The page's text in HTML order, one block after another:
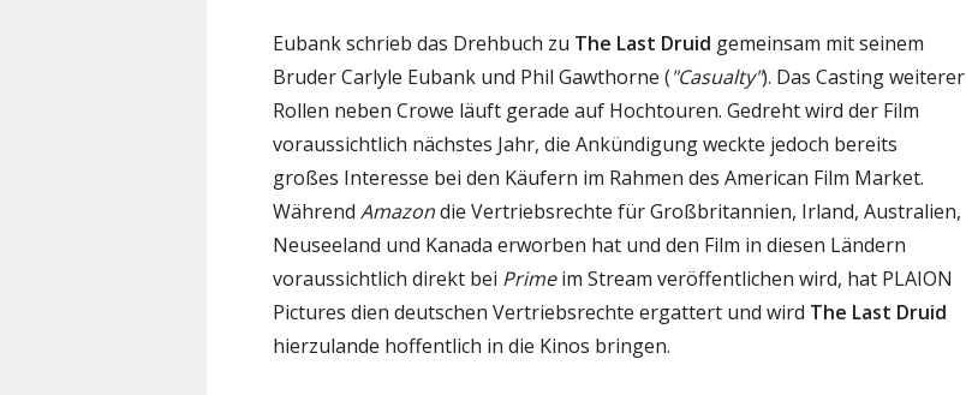
Eubank schrieb das Drehbuch zu The Last Druid gemeinsam mit seinem
Bruder Carlyle Eubank und Phil Gawthorne ("Casualty"). Das Casting weiterer
Rollen neben Crowe läuft gerade auf Hochtouren. Gedreht wird der Film
voraussichtlich nächstes Jahr, die Ankündigung weckte jedoch bereits
großes Interesse bei den Käufern im Rahmen des American Film Market.
Während Amazondie Vertriebsrechte für Großbritannien, Irland, Australien,
Neuseeland und Kanada erworben hat und den Film in diesen Ländern
voraussichtlich direkt bei Primeim Stream veröffentlichen wird, hat PLAION
Pictures dien deutschen Vertriebsrechte ergattert und wird The Last Druid
hierzulande hoffentlich in die Kinos bringen.